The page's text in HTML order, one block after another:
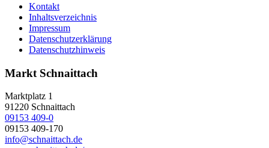
Kontakt
Inhaltsverzeichnis
Impressum
Datenschutzerklärung
Datenschutzhinweis
Markt Schnaittach
Marktplatz 1
91220 Schnaittach
09153 409-0
09153 409-170
info@schnaittach.de